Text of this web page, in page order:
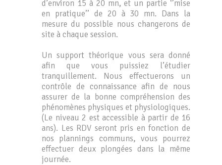
d’environ 15 à 20 mn, et un partie ‘’mise
en pratique’’ de 20 à 30 mn. Dans la
mesure du possible nous changerons de
site à chaque session.
Un support théorique vous sera donné
afin que vous puissiez l’étudier
tranquillement. Nous effectuerons un
contrôle de connaissance afin de nous
assurer de la bonne compréhension des
phénomènes physiques et physiologiques.
(Le niveau 2 est accessible à partir de 16
ans). Les RDV seront pris en fonction de
nos plannings communs, vous pourrez
effectuer deux plongées dans la même
journée.